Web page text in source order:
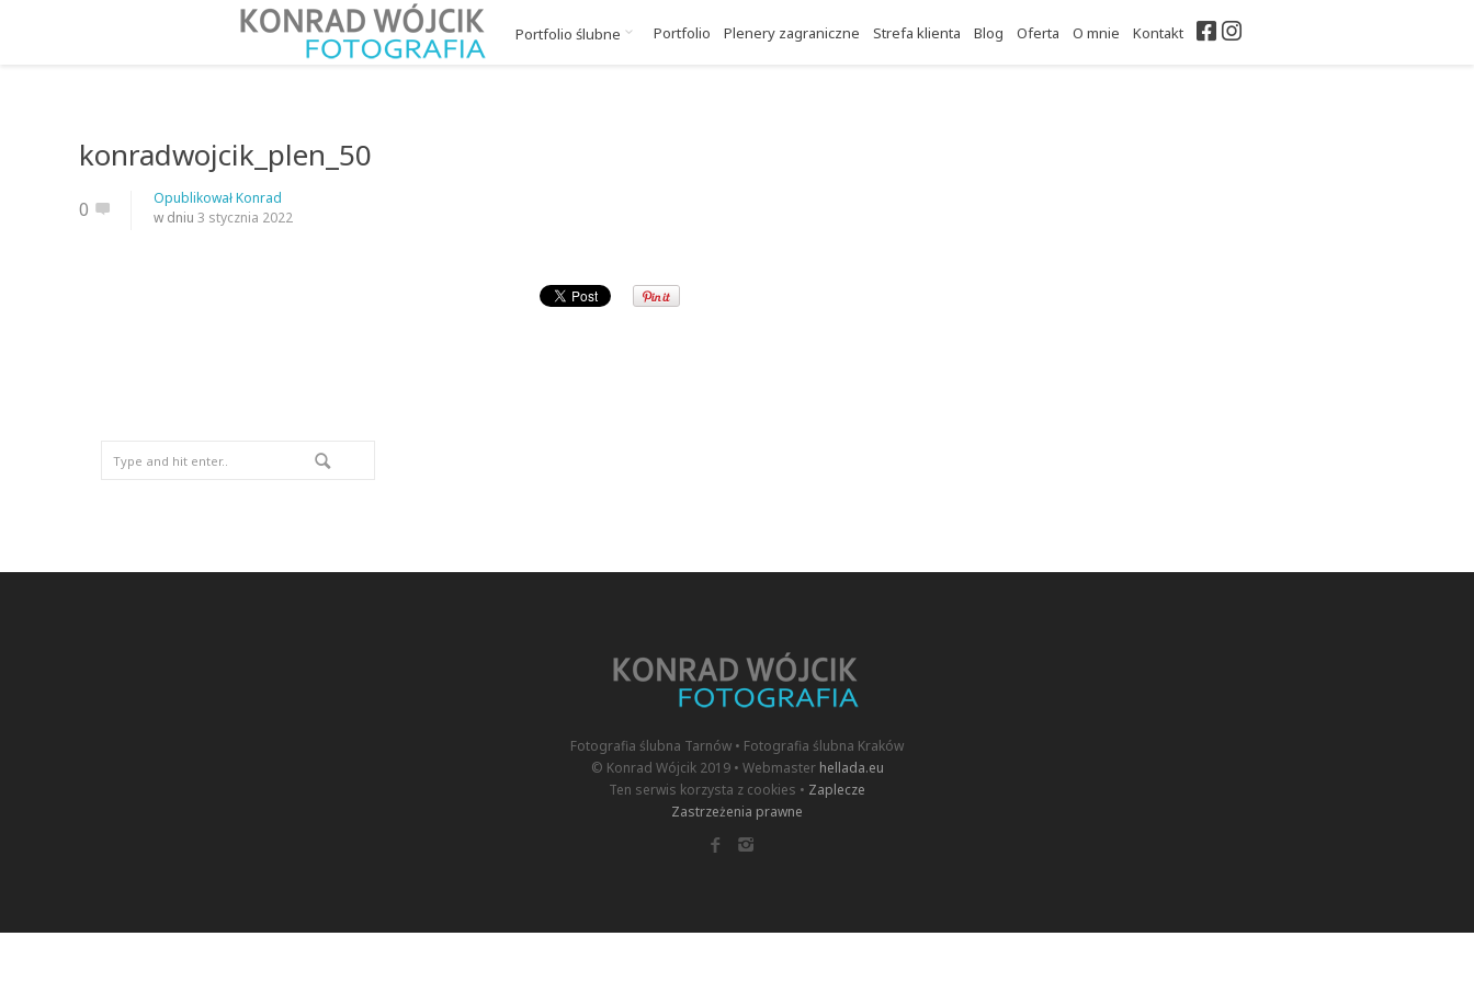
Portfolio ślubne Portfolio Plenery zagraniczne Strefa klienta Blog Oferta O mnie Kontakt Facebook
Instagram
konradwojcik_plen_50
0 OpublikowałKonrad
w dniu 3 stycznia 2022
Fotografia ślubna Tarnów • Fotografia ślubna Kraków
© Konrad Wójcik 2019 • Webmaster hellada.eu
Ten serwis korzysta z cookies • Zaplecze
Zastrzeżenia prawne